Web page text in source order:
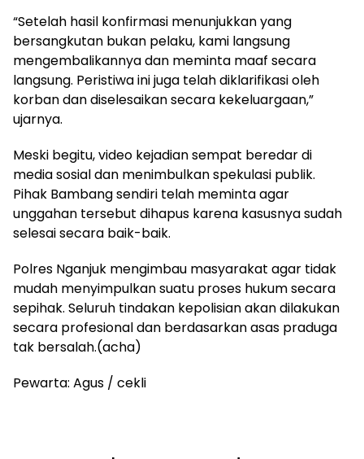
“Setelah hasil konfirmasi menunjukkan yang
bersangkutan bukan pelaku, kami langsung
mengembalikannya dan meminta maaf secara
langsung. Peristiwa ini juga telah diklarifikasi oleh
korban dan diselesaikan secara kekeluargaan,”
ujarnya.
Meski begitu, video kejadian sempat beredar di
media sosial dan menimbulkan spekulasi publik.
Pihak Bambang sendiri telah meminta agar
unggahan tersebut dihapus karena kasusnya sudah
selesai secara baik-baik.
Polres Nganjuk mengimbau masyarakat agar tidak
mudah menyimpulkan suatu proses hukum secara
sepihak. Seluruh tindakan kepolisian akan dilakukan
secara profesional dan berdasarkan asas praduga
tak bersalah.(acha)
Pewarta: Agus / cekli